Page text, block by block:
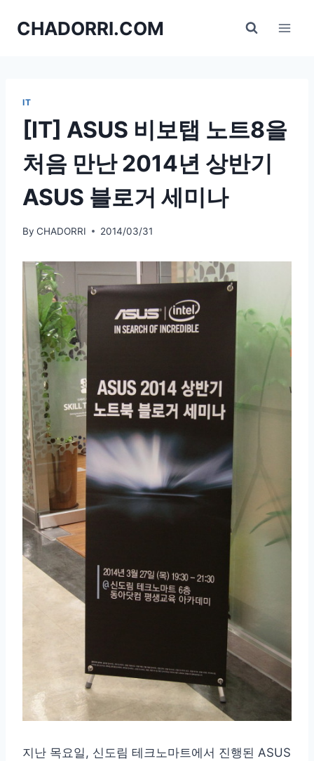
CHADORRI.COM
IT
[IT] ASUS 비보탭 노트8을
처음 만난 2014년 상반기
ASUS 블로거 세미나
By CHADORRI 2014/03/31
지난 목요일, 신도림 테크노마트에서 진행된 ASUS